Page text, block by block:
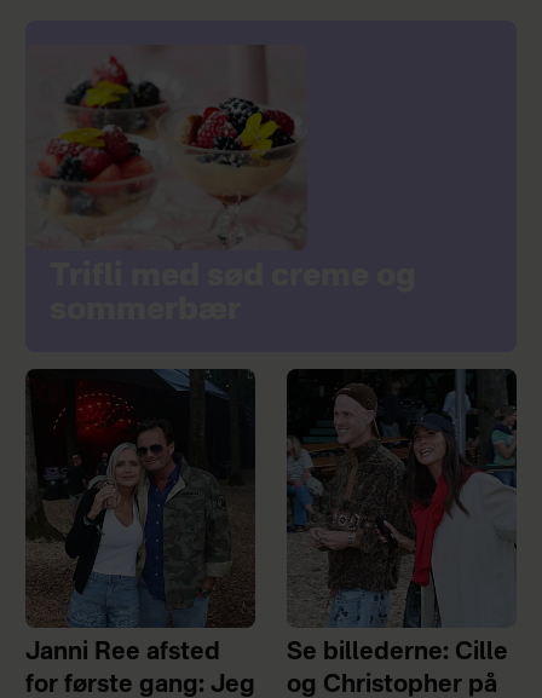
Janni Ree afsted
for første gang: Jeg
Se billederne: Cille
og Christopher på